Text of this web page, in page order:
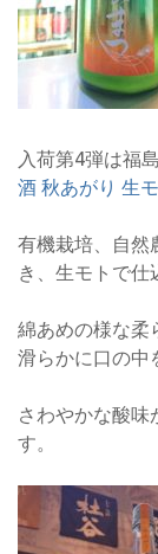
入荷第4弾は福
酒 秋あがり 生
有機栽培、自然
き、生モトで仕
綿あめの様な柔
滑らかに口の中
さわやかな酸味
す。